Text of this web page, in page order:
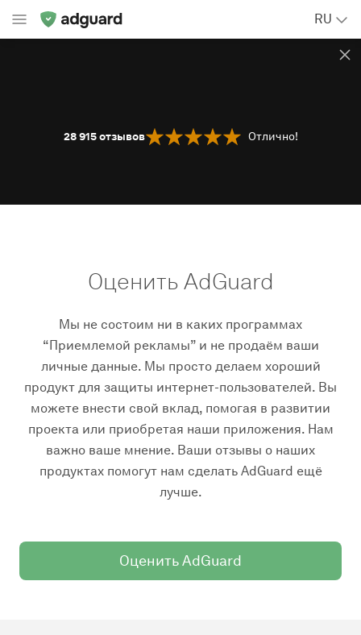
RU
28 915отзывов Отлично!
Оценить AdGuard
Мы не состоим ни в каких программах
“Приемлемой рекламы” и не продаём ваши
личные данные. Мы просто делаем хороший
продукт для защиты интернет-пользователей. Вы
можете внести свой вклад, помогая в развитии
проекта или приобретая наши приложения. Нам
важно ваше мнение. Ваши отзывы о наших
продуктах помогут нам сделать AdGuard ещё
лучше.
Оценить AdGuard